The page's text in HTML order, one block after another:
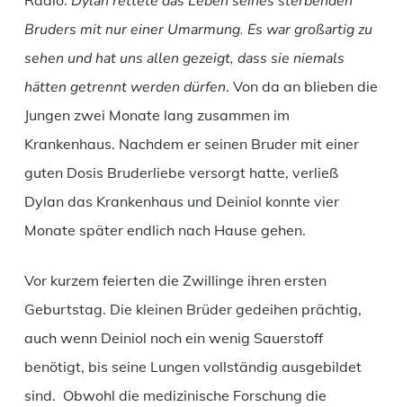
Bruders mit nur einer Umarmung. Es war großartig zu
sehen und hat uns allen gezeigt, dass sie niemals
hätten getrennt werden dürfen. Von da an blieben die
Jungen zwei Monate lang zusammen im
Krankenhaus. Nachdem er seinen Bruder mit einer
guten Dosis Bruderliebe versorgt hatte, verließ
Dylan das Krankenhaus und Deiniol konnte vier
Monate später endlich nach Hause gehen.
Vor kurzem feierten die Zwillinge ihren ersten
Geburtstag. Die kleinen Brüder gedeihen prächtig,
auch wenn Deiniol noch ein wenig Sauerstoff
benötigt, bis seine Lungen vollständig ausgebildet
sind. Obwohl die medizinische Forschung die